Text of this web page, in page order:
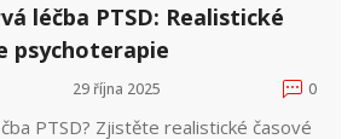
léčba PTSD: Realistické
psychoterapie
29 října 2025 0
PTSD? Zjistěte realistické časové